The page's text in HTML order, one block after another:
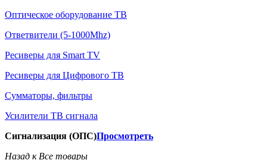
Оптическое оборудование ТВ
Ответвители (5-1000Mhz)
Ресиверы для Smart TV
Ресиверы для Цифрового ТВ
Сумматоры, фильтры
Усилители ТВ сигнала
Сигнализация (ОПС)Просмотреть
Назад к Все товары